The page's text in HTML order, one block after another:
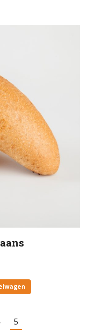
5